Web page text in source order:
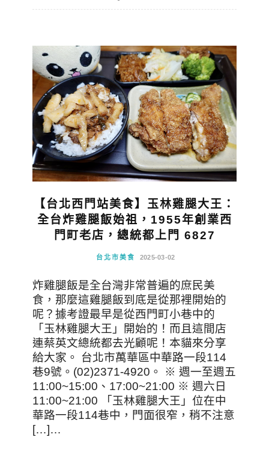
【台北西門站美食】玉林雞腿大王：
全台炸雞腿飯始祖，1955年創業西
門町老店，總統都上門 6827
台北市美食 2025-03-02
炸雞腿飯是全台灣非常普遍的庶民美
食，那麼這雞腿飯到底是從那裡開始的
呢？據考證最早是從西門町小巷中的
「玉林雞腿大王」開始的！而且這間店
連蔡英文總統都去光顧呢！本貓來分享
給大家。 台北市萬華區中華路一段114
巷9號。(02)2371-4920。 ※ 週一至週五
11:00~15:00、17:00~21:00 ※ 週六日
11:00~21:00 「玉林雞腿大王」位在中
華路一段114巷中，門面很窄，稍不注意
[…]…